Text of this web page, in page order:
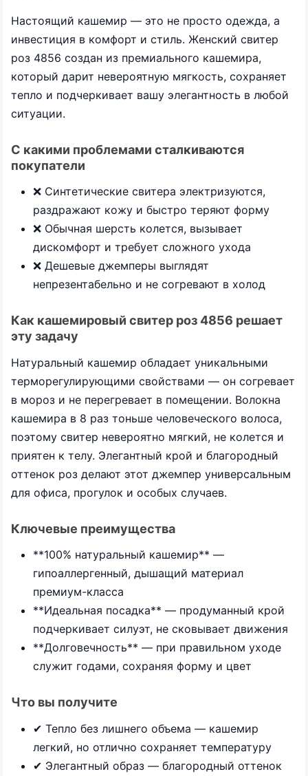
Настоящий кашемир — это не просто одежда, а
инвестиция в комфорт и стиль. Женский свитер
роз 4856 создан из премиального кашемира,
который дарит невероятную мягкость, сохраняет
тепло и подчеркивает вашу элегантность в любой
ситуации.
С какими проблемами сталкиваются
покупатели
❌ Синтетические свитера электризуются,
раздражают кожу и быстро теряют форму
❌ Обычная шерсть колется, вызывает
дискомфорт и требует сложного ухода
❌ Дешевые джемперы выглядят
непрезентабельно и не согревают в холод
Как кашемировый свитер роз 4856 решает
эту задачу
Натуральный кашемир обладает уникальными
терморегулирующими свойствами — он согревает
в мороз и не перегревает в помещении. Волокна
кашемира в 8 раз тоньше человеческого волоса,
поэтому свитер невероятно мягкий, не колется и
приятен к телу. Элегантный крой и благородный
оттенок роз делают этот джемпер универсальным
для офиса, прогулок и особых случаев.
Ключевые преимущества
**100% натуральный кашемир** —
гипоаллергенный, дышащий материал
премиум-класса
**Идеальная посадка** — продуманный крой
подчеркивает силуэт, не сковывает движения
**Долговечность** — при правильном уходе
служит годами, сохраняя форму и цвет
Что вы получите
✔ Тепло без лишнего объема — кашемир
легкий, но отлично сохраняет температуру
✔ Элегантный образ — благородный оттенок